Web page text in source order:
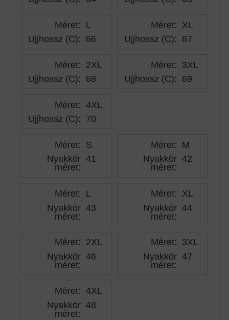
Méret: L
Ujjhossz (C): 66
Méret: XL
Ujjhossz (C): 67
Méret: 2XL
Ujjhossz (C): 68
Méret: 3XL
Ujjhossz (C): 69
Méret: 4XL
Ujjhossz (C): 70
Méret: S
Nyakkör
méret:
41
Méret: M
Nyakkör
méret:
42
Méret: L
Nyakkör
méret:
43
Méret: XL
Nyakkör
méret:
44
Méret: 2XL
Nyakkör
méret:
46
Méret: 3XL
Nyakkör
méret:
47
Méret: 4XL
Nyakkör
méret:
48